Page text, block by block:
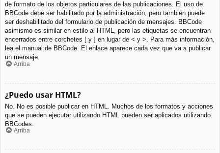
de formato de los objetos particulares de las publicaciones. El uso de
BBCode debe ser habilitado por la administración, pero también puede
ser deshabilitado del formulario de publicación de mensajes. BBCode
asimismo es similar en estilo al HTML, pero las etiquetas se encuentran
encerrados entre corchetes [ y ] en lugar de < y >. Para más información,
lea el manual de BBCode. El enlace aparece cada vez que va a publicar
un mensaje.
Arriba
¿Puedo usar HTML?
No. No es posible publicar en HTML. Muchos de los formatos y acciones
que se pueden ejecutar utilizando HTML pueden ser aplicados utilizando
BBCodes.
Arriba